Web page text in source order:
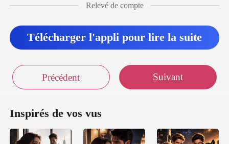
ive à la maison,
Relevé de compte
Télécharger l'appli pour lire la suite
Précédent Suivant
Inspirés de vos vus